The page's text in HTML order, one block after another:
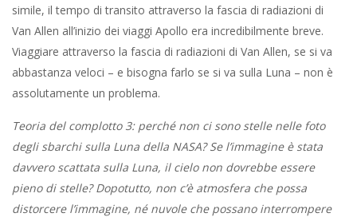
simile, il tempo di transito attraverso la fascia di radiazioni di
Van Allen all’inizio dei viaggi Apollo era incredibilmente breve.
Viaggiare attraverso la fascia di radiazioni di Van Allen, se si va
abbastanza veloci – e bisogna farlo se si va sulla Luna – non è
assolutamente un problema.
Teoria del complotto 3: perché non ci sono stelle nelle foto
degli sbarchi sulla Luna della NASA?Se l’immagine è stata
davvero scattata sulla Luna, il cielo non dovrebbe essere
pieno di stelle? Dopotutto, non c’è atmosfera che possa
distorcere l’immagine, né nuvole che possano interrompere